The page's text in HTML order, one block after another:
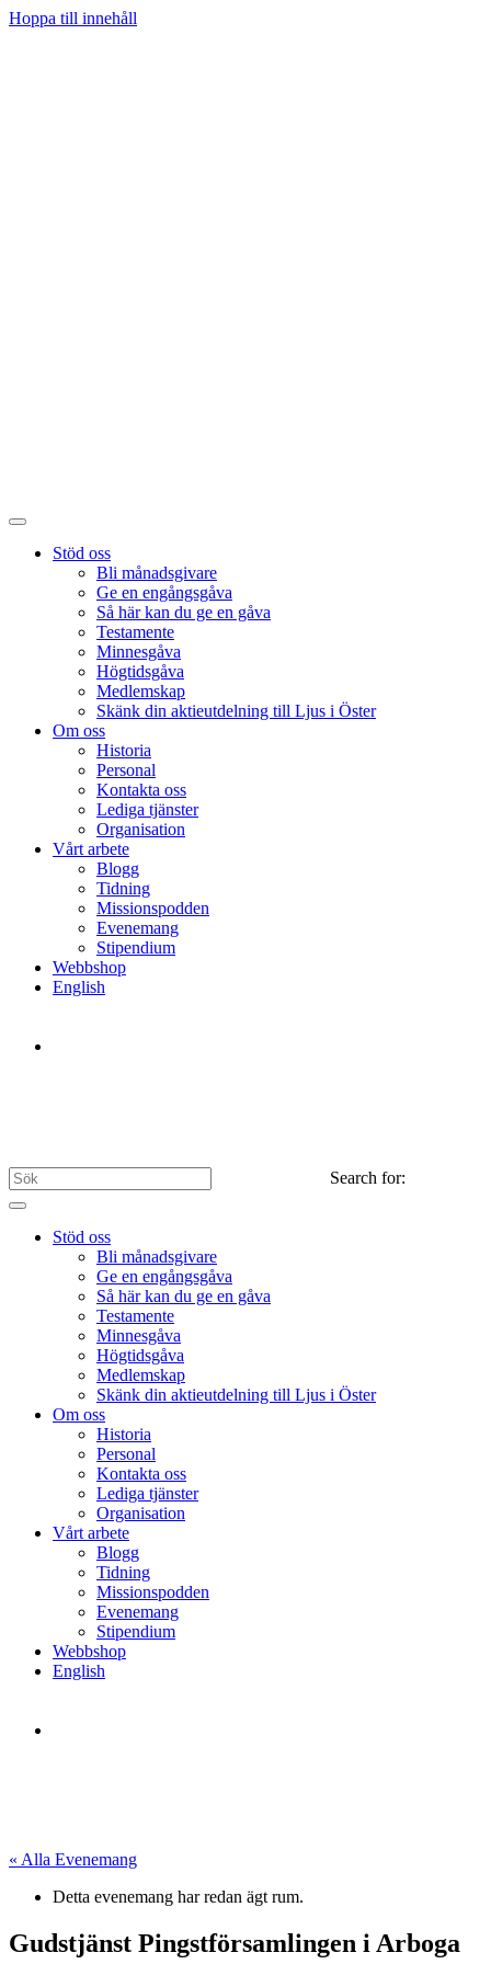
Hoppa till innehåll
Stöd oss
Bli månadsgivare
Ge en engångsgåva
Så här kan du ge en gåva
Testamente
Minnesgåva
Högtidsgåva
Medlemskap
Skänk din aktieutdelning till Ljus i Öster
Om oss
Historia
Personal
Kontakta oss
Lediga tjänster
Organisation
Vårt arbete
Blogg
Tidning
Missionspodden
Evenemang
Stipendium
Webbshop
English
Search for:
Stöd oss
Bli månadsgivare
Ge en engångsgåva
Så här kan du ge en gåva
Testamente
Minnesgåva
Högtidsgåva
Medlemskap
Skänk din aktieutdelning till Ljus i Öster
Om oss
Historia
Personal
Kontakta oss
Lediga tjänster
Organisation
Vårt arbete
Blogg
Tidning
Missionspodden
Evenemang
Stipendium
Webbshop
English
« Alla Evenemang
Detta evenemang har redan ägt rum.
Gudstjänst Pingstförsamlingen i Arboga